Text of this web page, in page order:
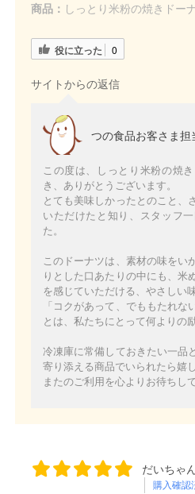
商品： しっとり米粉の焼きドー
役に立った 0
サイトからの返信
つの食品お客さま担
この度は、しっとり米粉の焼
き、ありがとうございます。
とても美味しかったとのこと、
いただけたと知り、スタッフ
た。
このドーナツは、素材の味をい
りとした口あたりの中にも、米
を感じていただける、やさしい
「コクがあって、でももたれな
とは、私たちにとって何よりの
冷凍庫に常備しておきたい一品
寄り添える商品でいられたら嬉
またのご利用を心よりお待ちし
だいちゃ
購入確認